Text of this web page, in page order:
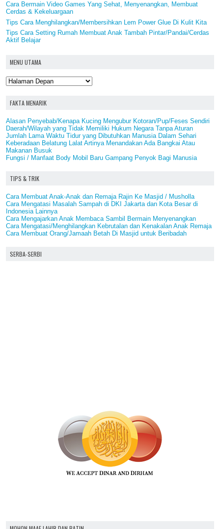
Cara Bermain Video Games Yang Sehat, Menyenangkan, Membuat
Cerdas & Kekeluargaan
Tips Cara Menghilangkan/Membersihkan Lem Power Glue Di Kulit Kita
Tips Cara Setting Rumah Membuat Anak Tambah Pintar/Pandai/Cerdas
Aktif Belajar
MENU UTAMA
FAKTA MENARIK
Alasan Penyebab/Kenapa Kucing Mengubur Kotoran/Pup/Feses Sendiri
Daerah/Wilayah yang Tidak Memiliki Hukum Negara Tanpa Aturan
Jumlah Lama Waktu Tidur yang Dibutuhkan Manusia Dalam Sehari
Keberadaan Belatung Lalat Artinya Menandakan Ada Bangkai Atau
Makanan Busuk
Fungsi / Manfaat Body Mobil Baru Gampang Penyok Bagi Manusia
TIPS & TRIK
Cara Membuat Anak-Anak dan Remaja Rajin Ke Masjid / Musholla
Cara Mengatasi Masalah Sampah di DKI Jakarta dan Kota Besar di
Indonesia Lainnya
Cara Mengajarkan Anak Membaca Sambil Bermain Menyenangkan
Cara Mengatasi/Menghilangkan Kebrutalan dan Kenakalan Anak Remaja
Cara Membuat Orang/Jamaah Betah Di Masjid untuk Beribadah
SERBA-SERBI